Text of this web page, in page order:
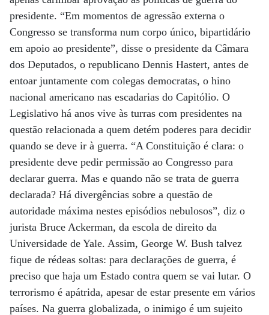
presidente. “Em momentos de agressão externa o
Congresso se transforma num corpo único, bipartidário
em apoio ao presidente”, disse o presidente da Câmara
dos Deputados, o republicano Dennis Hastert, antes de
entoar juntamente com colegas democratas, o hino
nacional americano nas escadarias do Capitólio. O
Legislativo há anos vive às turras com presidentes na
questão relacionada a quem detém poderes para decidir
quando se deve ir à guerra. “A Constituição é clara: o
presidente deve pedir permissão ao Congresso para
declarar guerra. Mas e quando não se trata de guerra
declarada? Há divergências sobre a questão de
autoridade máxima nestes episódios nebulosos”, diz o
jurista Bruce Ackerman, da escola de direito da
Universidade de Yale. Assim, George W. Bush talvez
fique de rédeas soltas: para declarações de guerra, é
preciso que haja um Estado contra quem se vai lutar. O
terrorismo é apátrida, apesar de estar presente em vários
países. Na guerra globalizada, o inimigo é um sujeito